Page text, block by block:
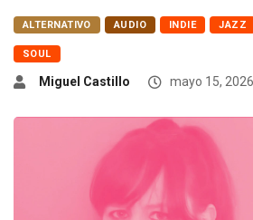
ALTERNATIVO AUDIO INDIE JAZZ
SOUL
Miguel Castillo mayo 15, 2026